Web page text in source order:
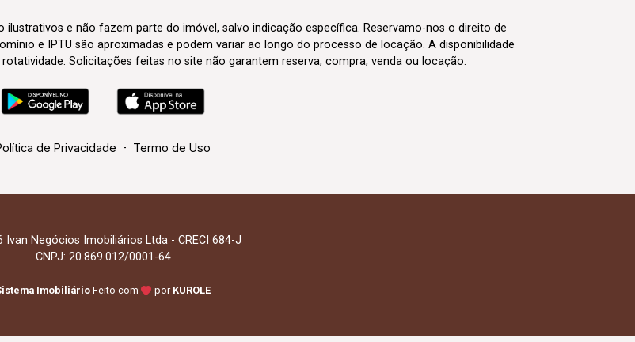
e não fazem parte do imóvel, salvo indicação específica. Reservamo-nos o direito de
e IPTU são aproximadas e podem variar ao longo do processo de locação. A disponibilidade
Solicitações feitas no site não garantem reserva, compra, venda ou locação.
de Privacidade - Termo de Uso
Ivan Negócios Imobiliários Ltda - CRECI 684-J
CNPJ: 20.869.012/0001-64
ImobiliárioFeito com por KUROLE